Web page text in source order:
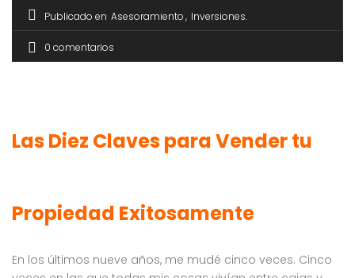
Publicado en Asesoramiento Inversiones
0 comentarios
Las Diez Claves para Vender tu
Propiedad Exitosamente
En los últimos nueve años, me mudé cinco veces. Cinco